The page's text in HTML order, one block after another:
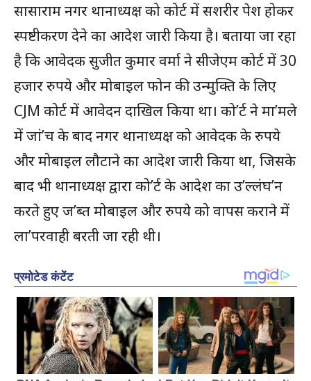
सासाराम नगर थानाध्यक्ष को कोर्ट में सशरीर पेश होकर
स्पष्टीकरण देने का आदेश जारी किया है। बताया जा रहा
है कि आवेदक सुजीत कुमार वर्मा ने सीजेएम कोर्ट में 30
हजार रुपये और मोबाइल फोन की उन्मुक्ति के लिए
CJM कोर्ट में आवेदन दाखिल किया था। को’र्ट ने मा’मले
में जां’च के बाद नगर थानाध्यक्ष को आवेदक के रुपये
और मोबाइल लौटाने का आदेश जारी किया था, जिसके
बाद भी थानाध्यक्ष द्वारा को’र्ट के आदेश का उ’ल्लंघ’न
करते हुए ज’ब्त मोबाइल और रुपये को वापस कराने में
ला’परवाही बरती जा रही थी।